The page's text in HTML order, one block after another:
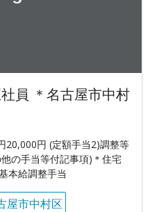
員 ＊名古屋市中村
20,000円 (定額手当2)調整等
の手当等付記事項)＊住宅
本給調整手当
屋市中村区